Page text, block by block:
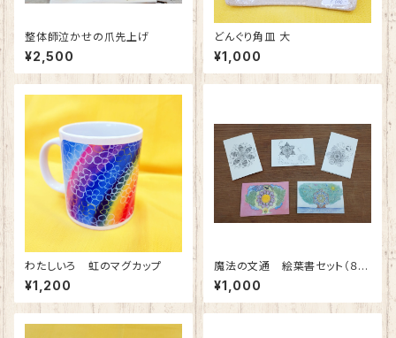
整体師泣かせの爪先上げ
¥2,500
どんぐり角皿 大
¥1,000
わたしいろ 虹のマグカップ
¥1,200
魔法の文通 絵葉書セット（８枚
セット）
¥1,000